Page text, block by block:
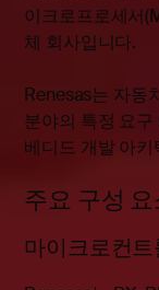
이크로프로세서
체 회사입니다.
Renesas는 자동
분야의 특정 요
베디드 개발 아
주요 구성
마이크로컨